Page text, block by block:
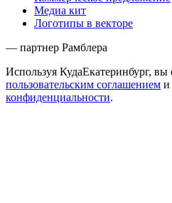
Медиа кит
Логотипы в векторе
— партнер Рамблера
Используя КудаЕкатеринбург, вы
пользовательским соглашением и
конфиденциальности.